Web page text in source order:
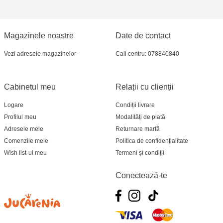
Multistore Telecentru - str. N. Testemițanu
Multistore Soroca - bd. Ștefan cel Mare, 110
Magazinele noastre
Vezi adresele magazinelor
Relații cu clienții
Condiții livrare
Modalități de plată
Returnare marfă
Politica de confidențialitate
Termeni și condiții
Cabinetul meu
Logare
Profilul meu
Adresele mele
Comenzile mele
Wish list-ul meu
Date de contact
Call centru: 078840840
Conectează-te